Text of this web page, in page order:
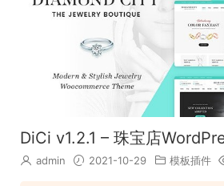
DiCi v1.2.1 – 珠宝店
admin 2021-10-29 模板插件